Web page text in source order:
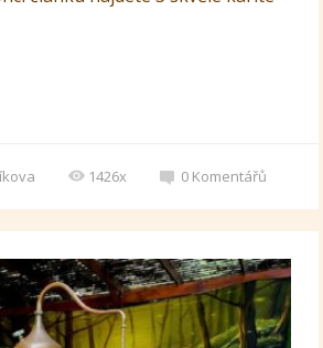
1426x 0 Komentářů